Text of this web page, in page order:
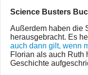
Science Busters
Außerdem haben die
herausgebracht. Es
auch dann gilt, wenn
Florian als auch Ruth
Geschichte